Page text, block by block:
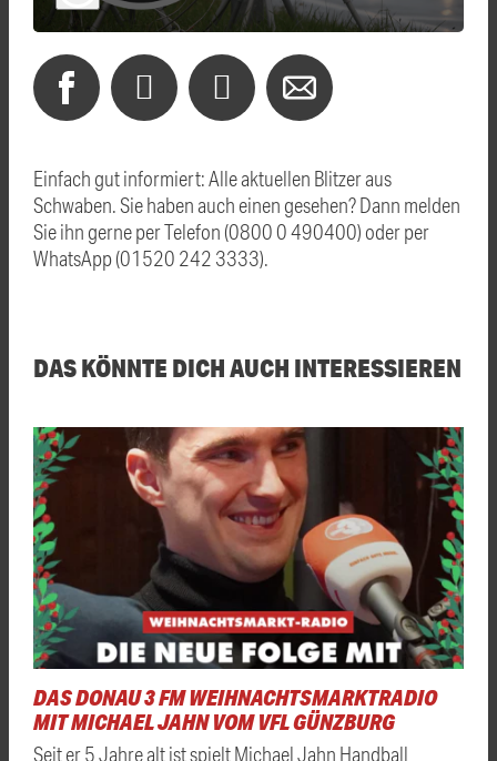
Einfach gut informiert: Alle aktuellen Blitzer aus
Schwaben. Sie haben auch einen gesehen? Dann melden
Sie ihn gerne per Telefon (0800 0 490400) oder per
WhatsApp (01520 242 3333).
DAS KÖNNTE DICH AUCH INTERESSIEREN
DAS DONAU 3 FM WEIHNACHTSMARKTRADIO
MIT MICHAEL JAHN VOM VFL GÜNZBURG
Seit er 5 Jahre alt ist spielt Michael Jahn Handball